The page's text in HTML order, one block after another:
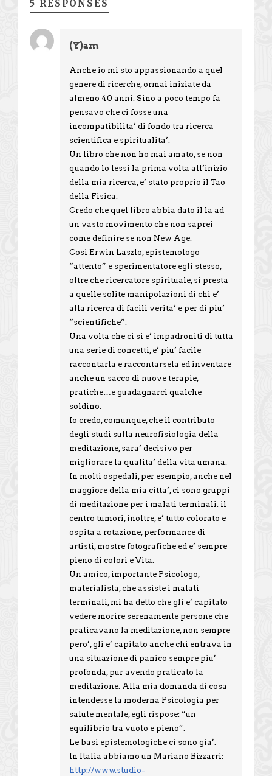
5 RESPONSES
(Y)am
Anche io mi sto appassionando a quel
genere di ricerche, ormai iniziate da
almeno 40 anni. Sino a poco tempo fa
pensavo che ci fosse una
incompatibilita’ di fondo tra ricerca
scientifica e spiritualita’.
Un libro che non ho mai amato, se non
quando lo lessi la prima volta all’inizio
della mia ricerca, e’ stato proprio il Tao
della Fisica.
Credo che quel libro abbia dato il la ad
un vasto movimento che non saprei
come definire se non New Age.
Cosi Erwin Laszlo, epistemologo
“attento” e sperimentatore egli stesso,
oltre che ricercatore spirituale, si presta
a quelle solite manipolazioni di chi e’
alla ricerca di facili verita’ e per di piu’
“scientifiche”.
Una volta che ci si e’ impadroniti di tutta
una serie di concetti, e’ piu’ facile
raccontarla e raccontarsela ed inventare
anche un sacco di nuove terapie,
pratiche…e guadagnarci qualche
soldino.
Io credo, comunque, che il contributo
degli studi sulla neurofisiologia della
meditazione, sara’ decisivo per
migliorare la qualita’ della vita umana.
In molti ospedali, per esempio, anche nel
maggiore della mia citta’, ci sono gruppi
di meditazione per i malati terminali. il
centro tumori, inoltre, e’ tutto colorato e
ospita a rotazione, performance di
artisti, mostre fotografiche ed e’ sempre
pieno di colori e Vita.
Un amico, importante Psicologo,
materialista, che assiste i malati
terminali, mi ha detto che gli e’ capitato
vedere morire serenamente persone che
praticavano la meditazione, non sempre
pero’, gli e’ capitato anche chi entrava in
una situazione di panico sempre piu’
profonda, pur avendo praticato la
meditazione. Alla mia domanda di cosa
intendesse la moderna Psicologia per
salute mentale, egli rispose: “un
equilibrio tra vuoto e pieno”.
Le basi epistemologiche ci sono gia’.
In Italia abbiamo un Mariano Bizzarri:
http://www.studio-